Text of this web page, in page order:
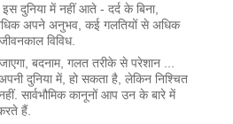
दुनिया में नहीं आते - दर्द के बिना,
अपने अनुभव, कई गलतियों से अधिक
विविध.
बदनाम, गलत तरीके से परेशान ...
दुनिया में, हो सकता है, लेकिन निश्चित
सार्वभौमिक कानूनों आप उन के बारे में
हैं.